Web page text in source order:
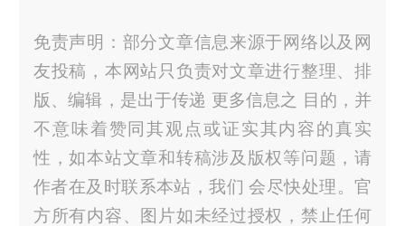
免责声明：部分文章信息来源于网络以及网
友投稿，本网站只负责对文章进行整理、排
版、编辑，是出于传递 更多信息之 目的，并
不意味着赞同其观点或证实其内容的真实
性，如本站文章和转稿涉及版权等问题，请
作者在及时联系本站，我们 会尽快处理。官
方所有内容、图片如未经过授权，禁止任何